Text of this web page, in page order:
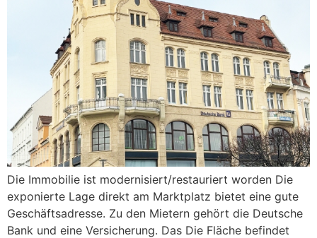
Die Immobilie ist modernisiert/restauriert worden Die
exponierte Lage direkt am Marktplatz bietet eine gute
Geschäftsadresse. Zu den Mietern gehört die Deutsche
Bank und eine Versicherung. Das Die Fläche befindet